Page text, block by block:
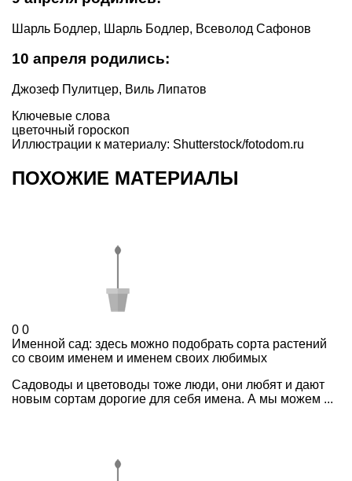
Шарль Бодлер, Шарль Бодлер, Всеволод Сафонов
10 апреля родились:
Джозеф Пулитцер, Виль Липатов
Ключевые слова
цветочный гороскоп
Иллюстрации к материалу: Shutterstock/fotodom.ru
ПОХОЖИЕ МАТЕРИАЛЫ
0 0
Именной сад: здесь можно подобрать сорта растений
со своим именем и именем своих любимых
Садоводы и цветоводы тоже люди, они любят и дают
новым сортам дорогие для себя имена. А мы можем ...